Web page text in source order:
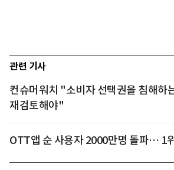
관련 기사
컨슈머워치 "소비자 선택권을 침해하
재검토해야"
OTT앱 순 사용자 2000만명 돌파… 1